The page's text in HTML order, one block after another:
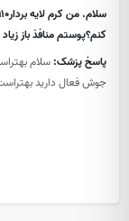
کنم؟پوستم منافذ باز
پاسخ پزشک: سلام
جوش فعال دارید